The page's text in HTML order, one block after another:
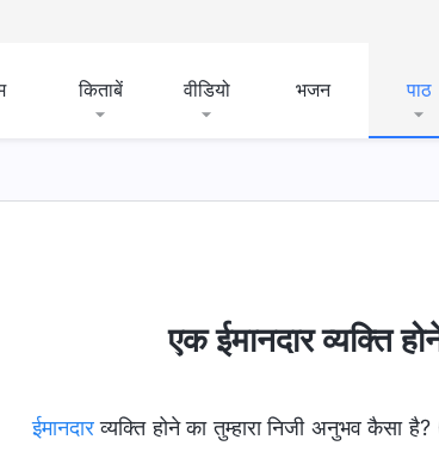
किताबें वीडियो भजन पाठ
एक ईमानदार व्यक्ति
ईमानदारव्यक्ति होने का तुम्हारा निजी अनुभव कैसा